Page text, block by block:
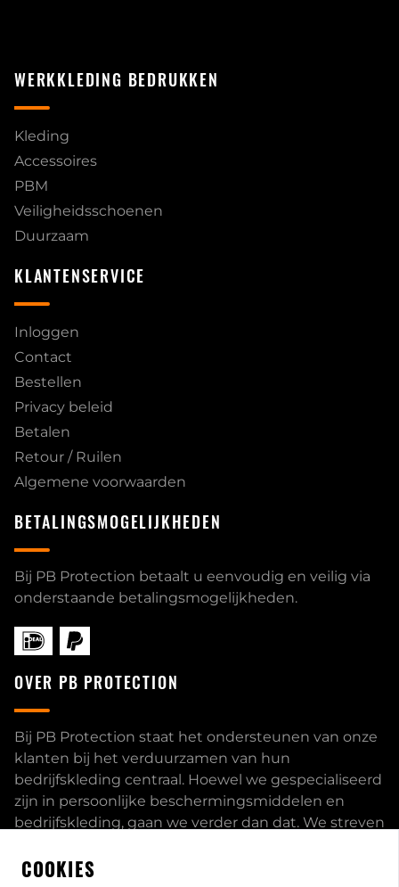
WERKKLEDING BEDRUKKEN
Kleding
Accessoires
PBM
Veiligheidsschoenen
Duurzaam
KLANTENSERVICE
Inloggen
Contact
Bestellen
Privacy beleid
Betalen
Retour / Ruilen
Algemene voorwaarden
BETALINGSMOGELIJKHEDEN
Bij PB Protection betaalt u eenvoudig en veilig via
onderstaande betalingsmogelijkheden.
OVER PB PROTECTION
Bij PB Protection staat het ondersteunen van onze
klanten bij het verduurzamen van hun
bedrijfskleding centraal. Hoewel we gespecialiseerd
zijn in persoonlijke beschermingsmiddelen en
bedrijfskleding, gaan we verder dan dat. We streven
bieden een uitgebreid servicepakket aan, inclusief
COOKIES